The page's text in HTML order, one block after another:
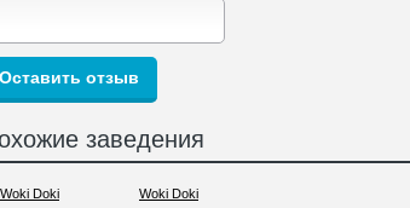
заведения
Woki Doki